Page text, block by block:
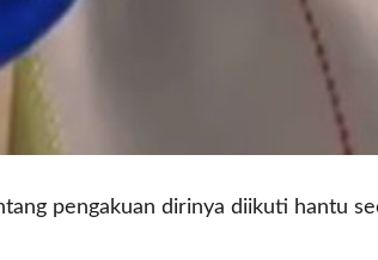
pengakuan dirinya diikuti hantu